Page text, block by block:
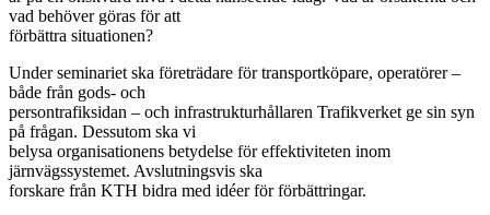
vad behöver göras för att
förbättra situationen?
Under seminariet ska företrädare för transportköpare, operatörer –
både från gods- och
persontrafiksidan – och infrastrukturhållaren Trafikverket ge sin syn
på frågan. Dessutom ska vi
belysa organisationens betydelse för effektiviteten inom
järnvägssystemet. Avslutningsvis ska
forskare från KTH bidra med idéer för förbättringar.